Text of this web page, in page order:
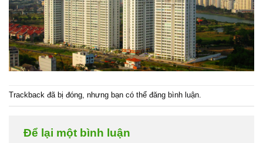
Trackback đã bị đóng, nhưng bạn có thể đăng bình luận.
Để lại một bình luận